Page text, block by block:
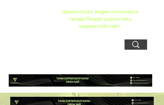
Цахим спорт, видео тоглоомын
талаар бичдэг цорын ганц
мэдээллийн сайт